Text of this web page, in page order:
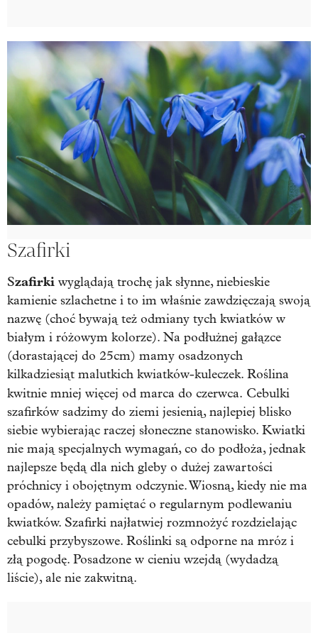
Szafirki
Szafirki wyglądają trochę jak słynne, niebieskie
kamienie szlachetne i to im właśnie zawdzięczają swoją
nazwę (choć bywają też odmiany tych kwiatków w
białym i różowym kolorze). Na podłużnej gałązce
(dorastającej do 25cm) mamy osadzonych
kilkadziesiąt malutkich kwiatków-kuleczek. Roślina
kwitnie mniej więcej od marca do czerwca. Cebulki
szafirków sadzimy do ziemi jesienią, najlepiej blisko
siebie wybierając raczej słoneczne stanowisko. Kwiatki
nie mają specjalnych wymagań, co do podłoża, jednak
najlepsze będą dla nich gleby o dużej zawartości
próchnicy i obojętnym odczynie. Wiosną, kiedy nie ma
opadów, należy pamiętać o regularnym podlewaniu
kwiatków. Szafirki najłatwiej rozmnożyć rozdzielając
cebulki przybyszowe. Roślinki są odporne na mróz i
złą pogodę. Posadzone w cieniu wzejdą (wydadzą
liście), ale nie zakwitną.